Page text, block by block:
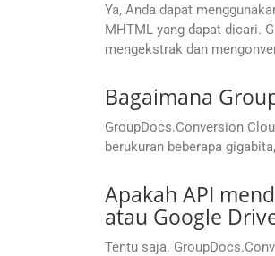
Ya, Anda dapat
MHTML yang dapat dicari.
mengekstrak dan
Bagaimana
GroupDocs.Conversion
berukuran beberapa
Apakah API
atau Google
Tentu saja.